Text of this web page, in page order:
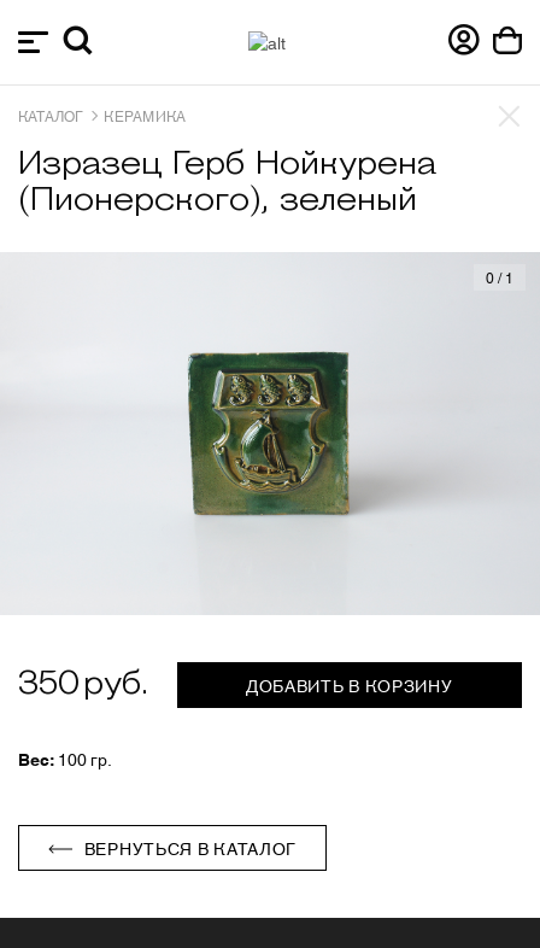
КАТАЛОГ КЕРАМИКА
Изразец Герб Нойкурена
(Пионерского), зеленый
0/ 1
350 ДОБАВИТЬ В КОРЗИНУ
Вес: 100 гр.
ВЕРНУТЬСЯ В КАТАЛОГ